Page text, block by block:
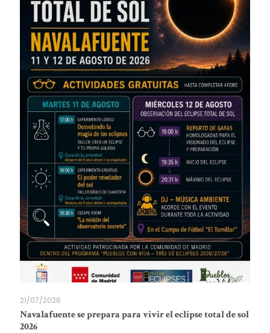
21/07/2026
Navalafuente se prepara para vivir el eclipse total de sol
2026